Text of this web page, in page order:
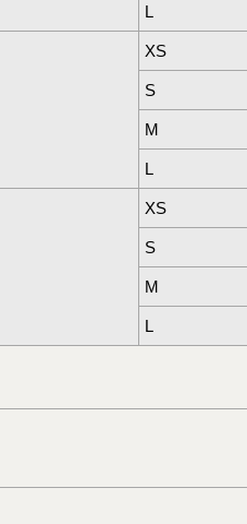
L
XS
S
M
L
XS
S
M
L